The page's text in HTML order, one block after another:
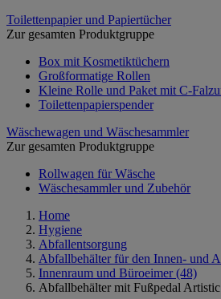
Toilettenpapier und Papiertücher
Zur gesamten Produktgruppe
Box mit Kosmetiktüchern
Großformatige Rollen
Kleine Rolle und Paket mit C-
Toilettenpapierspender
Wäschewagen und Wäschesammler
Zur gesamten Produktgruppe
Rollwagen für Wäsche
Wäschesammler und Zubehör
Home
Hygiene
Abfallentsorgung
Abfallbehälter für den Innen- und
Innenraum und Büroeimer (48)
Abfallbehälter mit Fußpedal